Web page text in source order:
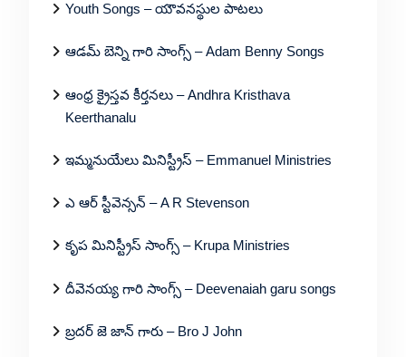
Youth Songs – యౌవనస్థుల పాటలు
ఆడమ్ బెన్ని గారి సాంగ్స్ – Adam Benny Songs
ఆంధ్ర క్రైస్తవ కీర్తనలు – Andhra Kristhava
Keerthanalu
ఇమ్మనుయేలు మినిస్ట్రీస్ – Emmanuel Ministries
ఎ ఆర్ స్టీవెన్సన్ – A R Stevenson
కృప మినిస్ట్రీస్ సాంగ్స్ – Krupa Ministries
దీవెనయ్య గారి సాంగ్స్ – Deevenaiah garu songs
బ్రదర్ జె జాన్ గారు – Bro J John